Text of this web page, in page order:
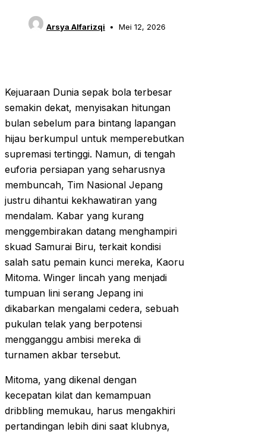
Arsya Alfarizqi Mei 12, 2026
Kejuaraan Dunia sepak bola terbesar
semakin dekat, menyisakan hitungan
bulan sebelum para bintang lapangan
hijau berkumpul untuk memperebutkan
supremasi tertinggi. Namun, di tengah
euforia persiapan yang seharusnya
membuncah, Tim Nasional Jepang
justru dihantui kekhawatiran yang
mendalam. Kabar yang kurang
menggembirakan datang menghampiri
skuad Samurai Biru, terkait kondisi
salah satu pemain kunci mereka, Kaoru
Mitoma. Winger lincah yang menjadi
tumpuan lini serang Jepang ini
dikabarkan mengalami cedera, sebuah
pukulan telak yang berpotensi
mengganggu ambisi mereka di
turnamen akbar tersebut.
Mitoma, yang dikenal dengan
kecepatan kilat dan kemampuan
dribbling memukau, harus mengakhiri
pertandingan lebih dini saat klubnya,